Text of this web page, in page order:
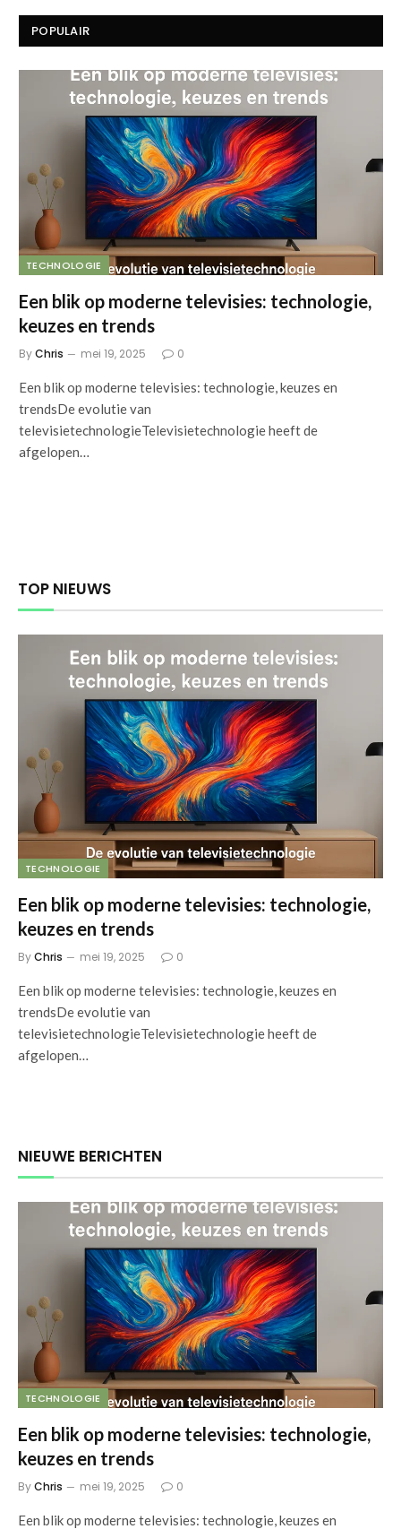
POPULAIR
TECHNOLOGIE
Een blik op moderne televisies: technologie,
keuzes en trends
ByChris mei 19, 2025 0
Een blik op moderne televisies: technologie, keuzes en
trendsDe evolutie van
televisietechnologieTelevisietechnologie heeft de
afgelopen…
TOP NIEUWS
TECHNOLOGIE
Een blik op moderne televisies: technologie,
keuzes en trends
ByChris mei 19, 2025 0
Een blik op moderne televisies: technologie, keuzes en
trendsDe evolutie van
televisietechnologieTelevisietechnologie heeft de
afgelopen…
NIEUWE BERICHTEN
TECHNOLOGIE
Een blik op moderne televisies: technologie,
keuzes en trends
ByChris mei 19, 2025 0
Een blik op moderne televisies: technologie, keuzes en